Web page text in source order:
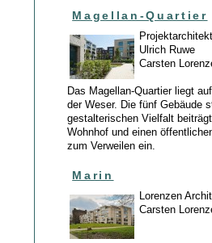
Magellan-Quartier
Ulrich Ruwe
Carsten
Das Magellan-Quartier liegt
der Weser. Die fünf Gebäude
gestalterischen Vielfalt
Wohnhof und einen
zum Verweilen ein.
Marin
Lorenzen
Carsten